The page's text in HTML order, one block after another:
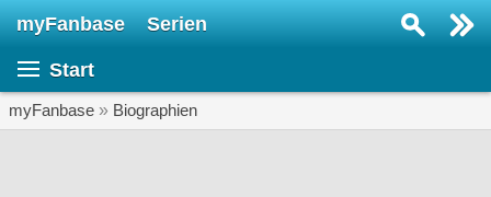
myFanbase Serien
Start
myFanbase » Biographien